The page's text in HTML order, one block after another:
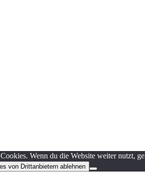
Wenn du die Website weiter nutzt,
von Drittanbietern ablehnen